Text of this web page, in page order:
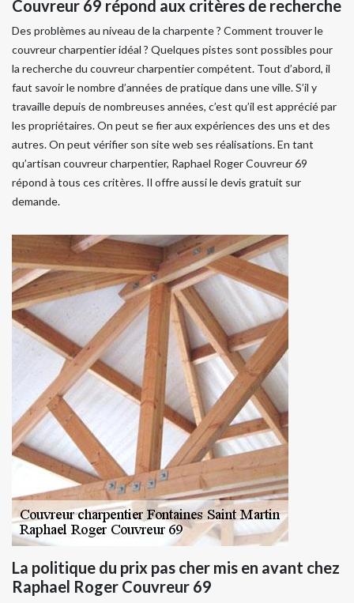
Couvreur 69 répond aux critères de recherche
Des problèmes au niveau de la charpente ? Comment trouver le
couvreur charpentier idéal ? Quelques pistes sont possibles pour
la recherche du couvreur charpentier compétent. Tout d’abord, il
faut savoir le nombre d’années de pratique dans une ville. S’il y
travaille depuis de nombreuses années, c’est qu’il est apprécié par
les propriétaires. On peut se fier aux expériences des uns et des
autres. On peut vérifier son site web ses réalisations. En tant
qu’artisan couvreur charpentier, Raphael Roger Couvreur 69
répond à tous ces critères. Il offre aussi le devis gratuit sur
demande.
La politique du prix pas cher mis en avant chez
Raphael Roger Couvreur 69